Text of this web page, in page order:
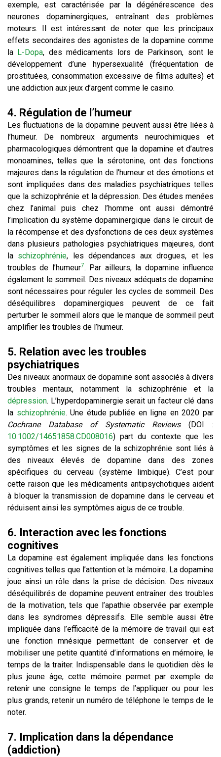
exemple, est caractérisée par la dégénérescence des
neurones dopaminergiques, entraînant des problèmes
moteurs. Il est intéressant de noter que les principaux
effets secondaires des agonistes de la dopamine comme
la L-Dopa, des médicaments lors de Parkinson, sont le
développement d’une hypersexualité (fréquentation de
prostituées, consommation excessive de films adultes) et
une addiction aux jeux d’argent comme le casino.
4. Régulation de l’humeur
Les fluctuations de la dopamine peuvent aussi être liées à
l’humeur. De nombreux arguments neurochimiques et
pharmacologiques démontrent que la dopamine et d’autres
monoamines, telles que la sérotonine, ont des fonctions
majeures dans la régulation de l’humeur et des émotions et
sont impliquées dans des maladies psychiatriques telles
que la schizophrénie et la dépression. Des études menées
chez l’animal puis chez l’homme ont aussi démontré
l’implication du système dopaminergique dans le circuit de
la récompense et des dysfonctions de ces deux systèmes
dans plusieurs pathologies psychiatriques majeures, dont
la schizophrénie, les dépendances aux drogues, et les
troubles de l’humeur7. Par ailleurs, la dopamine influence
également le sommeil. Des niveaux adéquats de dopamine
sont nécessaires pour réguler les cycles de sommeil. Des
déséquilibres dopaminergiques peuvent de ce fait
perturber le sommeil alors que le manque de sommeil peut
amplifier les troubles de l’humeur.
5. Relation avec les troubles
psychiatriques
Des niveaux anormaux de dopamine sont associés à divers
troubles mentaux, notamment la schizophrénie et la
dépression. L’hyperdopaminergie serait un facteur clé dans
la schizophrénie. Une étude publiée en ligne en 2020 par
Cochrane Database of Systematic Reviews(DOI :
10.1002/14651858.CD008016) part du contexte que les
symptômes et les signes de la schizophrénie sont liés à
des niveaux élevés de dopamine dans des zones
spécifiques du cerveau (système limbique). C’est pour
cette raison que les médicaments antipsychotiques aident
à bloquer la transmission de dopamine dans le cerveau et
réduisent ainsi les symptômes aigus de ce trouble.
6. Interaction avec les fonctions
cognitives
La dopamine est également impliquée dans les fonctions
cognitives telles que l’attention et la mémoire. La dopamine
joue ainsi un rôle dans la prise de décision. Des niveaux
déséquilibrés de dopamine peuvent entraîner des troubles
de la motivation, tels que l’apathie observée par exemple
dans les syndromes dépressifs. Elle semble aussi être
impliquée dans l’efficacité de la mémoire de travail qui est
une fonction mnésique permettant de conserver et de
mobiliser une petite quantité d’informations en mémoire, le
temps de la traiter. Indispensable dans le quotidien dès le
plus jeune âge, cette mémoire permet par exemple de
retenir une consigne le temps de l’appliquer ou pour les
plus grands, retenir un numéro de téléphone le temps de le
noter.
7. Implication dans la dépendance
(addiction)